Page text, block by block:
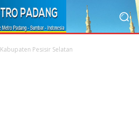
Kabupaten Pesisir Selatan